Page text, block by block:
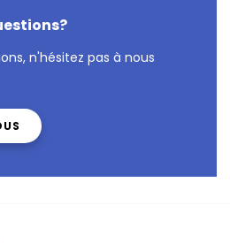
n'hésitez pas à nous